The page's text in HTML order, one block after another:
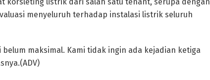
menyeluruh terhadap instalasi listrik seluruh
maksimal. Kami tidak ingin ada kejadian ketiga